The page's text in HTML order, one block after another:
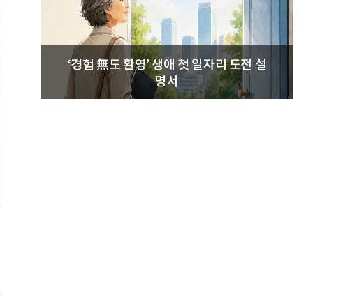
‘경험 無도 환영’ 생애 첫 일자리 도전 설
명서